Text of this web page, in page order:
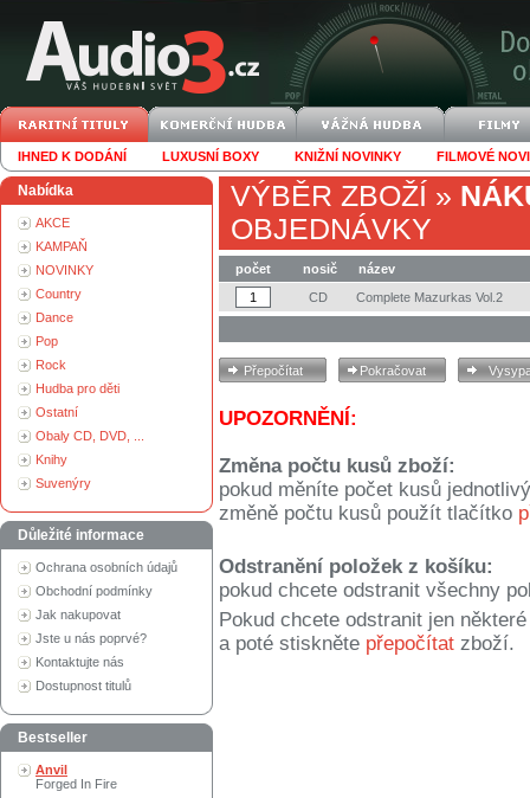
IHNED K DODÁNÍ LUXUSNÍ BOXY KNIŽNÍ NOVINKY FILMOVÉ
Nabídka
AKCE
KAMPAŇ
NOVINKY
Country
Dance
Pop
Rock
Hudba pro děti
Ostatní
Obaly CD, DVD, ...
Knihy
Suvenýry
Důležité informace
Ochrana osobních údajů
Obchodní podmínky
Jak nakupovat
Jste u nás poprvé?
Kontaktujte nás
Dostupnost titulů
Bestseller
Anvil
Forged In Fire
VÝBĚR ZBOŽÍ »
OBJEDNÁVKY
počet nosič
název
CD
Complete Mazurkas Vol.2
UPOZORNĚNÍ:
Změna počtu kusů zboží:
pokud měníte počet kusů
změně počtu kusů použít tlačítko
Odstranění položek z košíku:
pokud chcete odstranit všechny
Pokud chcete odstranit jen
a poté stiskněte přepočítat zboží.